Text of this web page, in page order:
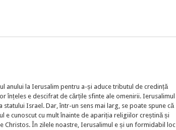
anului la Ierusalim pentru a-și aduce tributul de credință
înțeles e descifrat de cărțile sfinte ale omenirii. Ierusalimul
Israel. Dar, într-un sens mai larg, se poate spune că
e cunoscut cu mult înainte de apariția religiilor creștină și
Christos. În zilele noastre, Ierusalimul e și un formidabil loc